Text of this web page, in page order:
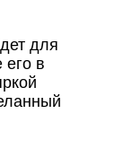
для
его в